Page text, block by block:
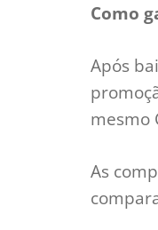
Como
Após
mesmo
As